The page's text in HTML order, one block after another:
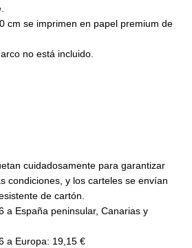
cm se imprimen en papel premium de
no está incluido.
cuidadosamente para garantizar
condiciones, y los carteles se envían
de cartón.
a España peninsular, Canarias y
a Europa: 19,15 €